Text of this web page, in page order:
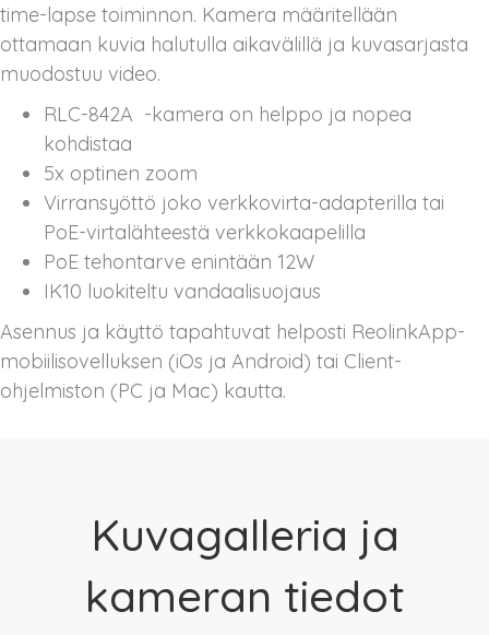
time-lapse toiminnon. Kamera määritellään
ottamaan kuvia halutulla aikavälillä ja kuvasarjasta
muodostuu video.
RLC-842A -kamera on helppo ja nopea
kohdistaa
5x optinen zoom
Virransyöttö joko verkkovirta-adapterilla tai
PoE-virtalähteestä verkkokaapelilla
PoE tehontarve enintään 12W
IK10 luokiteltu vandaalisuojaus
Asennus ja käyttö tapahtuvat helposti ReolinkApp-
mobiilisovelluksen (iOs ja Android) tai Client-
ohjelmiston (PC ja Mac) kautta.
Kuvagalleria ja
kameran tiedot